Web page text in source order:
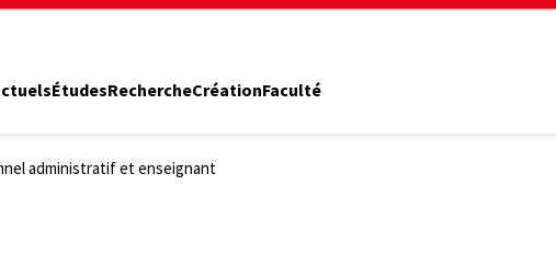
ÉtudesRechercheCréationFaculté
administratif et enseignant